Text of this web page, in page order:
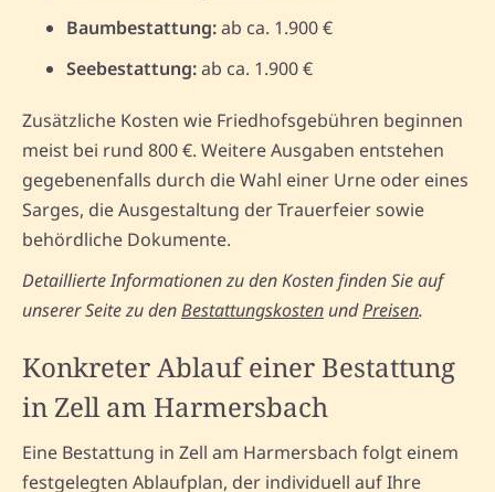
Baumbestattung:ab ca. 1.900 €
Seebestattung:ab ca. 1.900 €
Zusätzliche Kosten wie Friedhofsgebühren beginnen
meist bei rund 800 €. Weitere Ausgaben entstehen
gegebenenfalls durch die Wahl einer Urne oder eines
Sarges, die Ausgestaltung der Trauerfeier sowie
behördliche Dokumente.
Detaillierte Informationen zu den Kosten finden Sie auf
unserer Seite zu denBestattungskosten undPreisen.
Konkreter Ablauf einer Bestattung
in Zell am Harmersbach
Eine Bestattung in Zell am Harmersbach folgt einem
festgelegten Ablaufplan, der individuell auf Ihre